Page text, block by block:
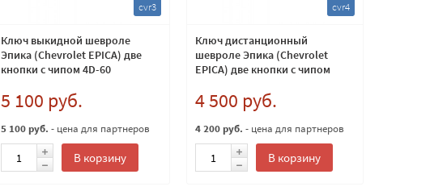
cvr3
Ключ выкидной шевроле
Эпика (Chevrolet EPICA) две
кнопки с чипом 4D-60
5 100 руб.
5 100 руб. - цена для партнеров
В корзину
cvr4
Ключ дистанционный
шевроле Эпика (Chevrolet
EPICA) две кнопки с чипом
4 500 руб.
4 200 руб. - цена для партнеров
В корзину